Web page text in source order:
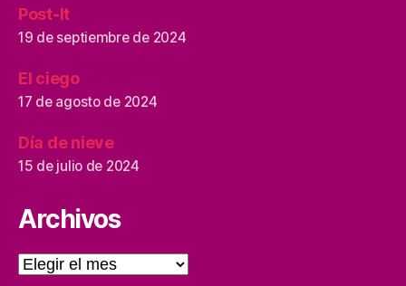
Post-It
19 de septiembre de 2024
El ciego
17 de agosto de 2024
Día de nieve
15 de julio de 2024
Archivos
Archivos